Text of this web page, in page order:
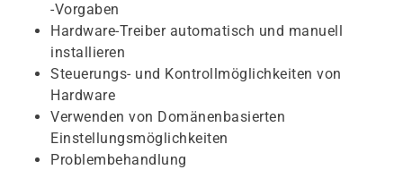
-Vorgaben
Hardware-Treiber automatisch und manuell
installieren
Steuerungs- und Kontrollmöglichkeiten von
Hardware
Verwenden von Domänenbasierten
Einstellungsmöglichkeiten
Problembehandlung